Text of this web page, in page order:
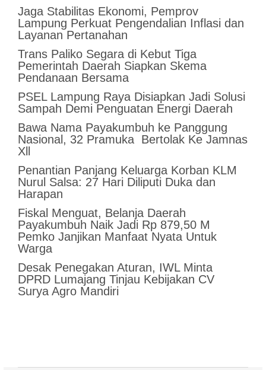
Jaga Stabilitas Ekonomi, Pemprov
Lampung Perkuat Pengendalian Inflasi dan
Layanan Pertanahan
Trans Paliko Segara di Kebut Tiga
Pemerintah Daerah Siapkan Skema
Pendanaan Bersama
PSEL Lampung Raya Disiapkan Jadi Solusi
Sampah Demi Penguatan Energi Daerah
Bawa Nama Payakumbuh ke Panggung
Nasional, 32 Pramuka Bertolak Ke Jamnas
Xll
Penantian Panjang Keluarga Korban KLM
Nurul Salsa: 27 Hari Diliputi Duka dan
Harapan
Fiskal Menguat, Belanja Daerah
Payakumbuh Naik Jadi Rp 879,50 M
Pemko Janjikan Manfaat Nyata Untuk
Warga
Desak Penegakan Aturan, IWL Minta
DPRD Lumajang Tinjau Kebijakan CV
Surya Agro Mandiri